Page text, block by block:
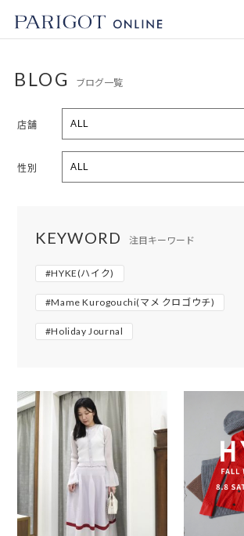
BLOG ブログ一覧
店舗
性別
KEYWORD 注目キーワード
#HYKE(ハイク)
#Mame Kurogouchi(マメ クロゴウチ)
#Holiday Journal